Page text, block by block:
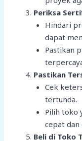
Periksa
Hindari
dapat
Pastikan
Pastikan
Cek
tertunda.
Pilih toko
cepat dan
Beli di Toko